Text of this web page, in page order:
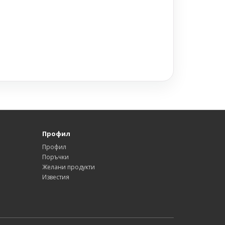
Профил
Профил
Поръчки
Желани продукти
Известия